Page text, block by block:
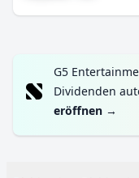
G5
Dividenden
eröffnen →